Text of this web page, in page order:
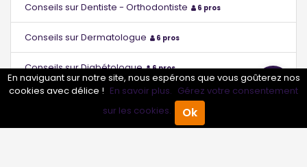
Annuaire Pro Agenda
Conseils sur Dentiste - Orthodontiste 6 pros
Conseils sur Dermatologue 6 pros
Conseils sur Diabétologue 6 pros
Conseils sur Échographiste
Conseils sur Endocrinologue 6 pros
En naviguant sur notre site, nous espérons que vous goûterez nos
cookies avec délice ! En savoir plus. Gérez votre consentement
sur les cookies.
Ok